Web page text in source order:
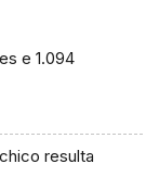
e 1.094
resulta